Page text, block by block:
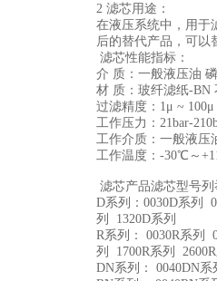
2 滤芯用途：
在液压系统中，用于
后的替代产品，可以
滤芯性能指标：
介 质：一般液压油
材 质：玻纤滤纸-BN
过滤精度：1μ ~ 100μ
工作压力：21bar-
工作介质：一般液压
工作温度：-30℃～
滤芯产品滤芯型号列
D系列：0030D系列
列 1320D系列
R系列： 0030R系列
列 1700R系列
DN系列： 0040DN